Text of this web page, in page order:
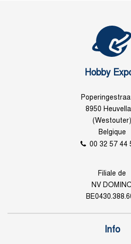
Hobby
8950
(Westouter)
Belgique
00 32 57 44
Filiale de
NV
Info